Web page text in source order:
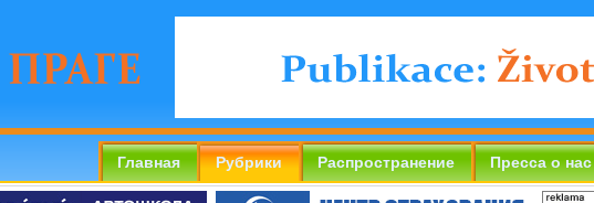
Главная Рубрики Распространение Пресса о нас